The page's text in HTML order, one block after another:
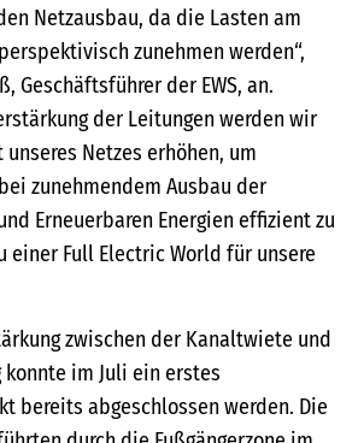
Netzausbau, da die Lasten am
zunehmen werden“,
Geschäftsführer der EWS, an.
der Leitungen werden wir
Netzes erhöhen, um
zunehmendem Ausbau der
Erneuerbaren Energien effizient zu
einer Full Electric World für unsere
zwischen der Kanaltwiete und
konnte im Juli ein erstes
bereits abgeschlossen werden. Die